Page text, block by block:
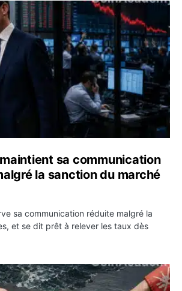
sa communication minimaliste
sa communication
la sanction du marché
sa communication réduite malgré la
et se dit prêt à relever les taux dès
un accord avec Oman sur une